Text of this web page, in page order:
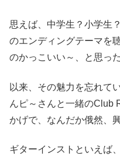
思えば、中学生？小学生
のエンディングテーマを
のかっこいい～、と思っ
以来、その魅力を忘れて
んピ～さんと一緒のClub
かげで、なんだか俄然、
ギターインストといえば